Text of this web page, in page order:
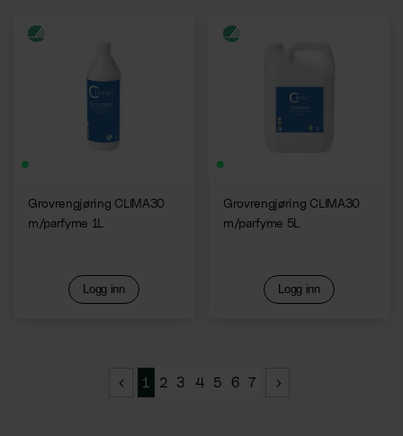
Grovrengjøring CLIMA30
m/parfyme 1L
Logg inn
Grovrengjøring CLIMA30
m/parfyme 5L
Logg inn
1 2 3 4 5 6 7